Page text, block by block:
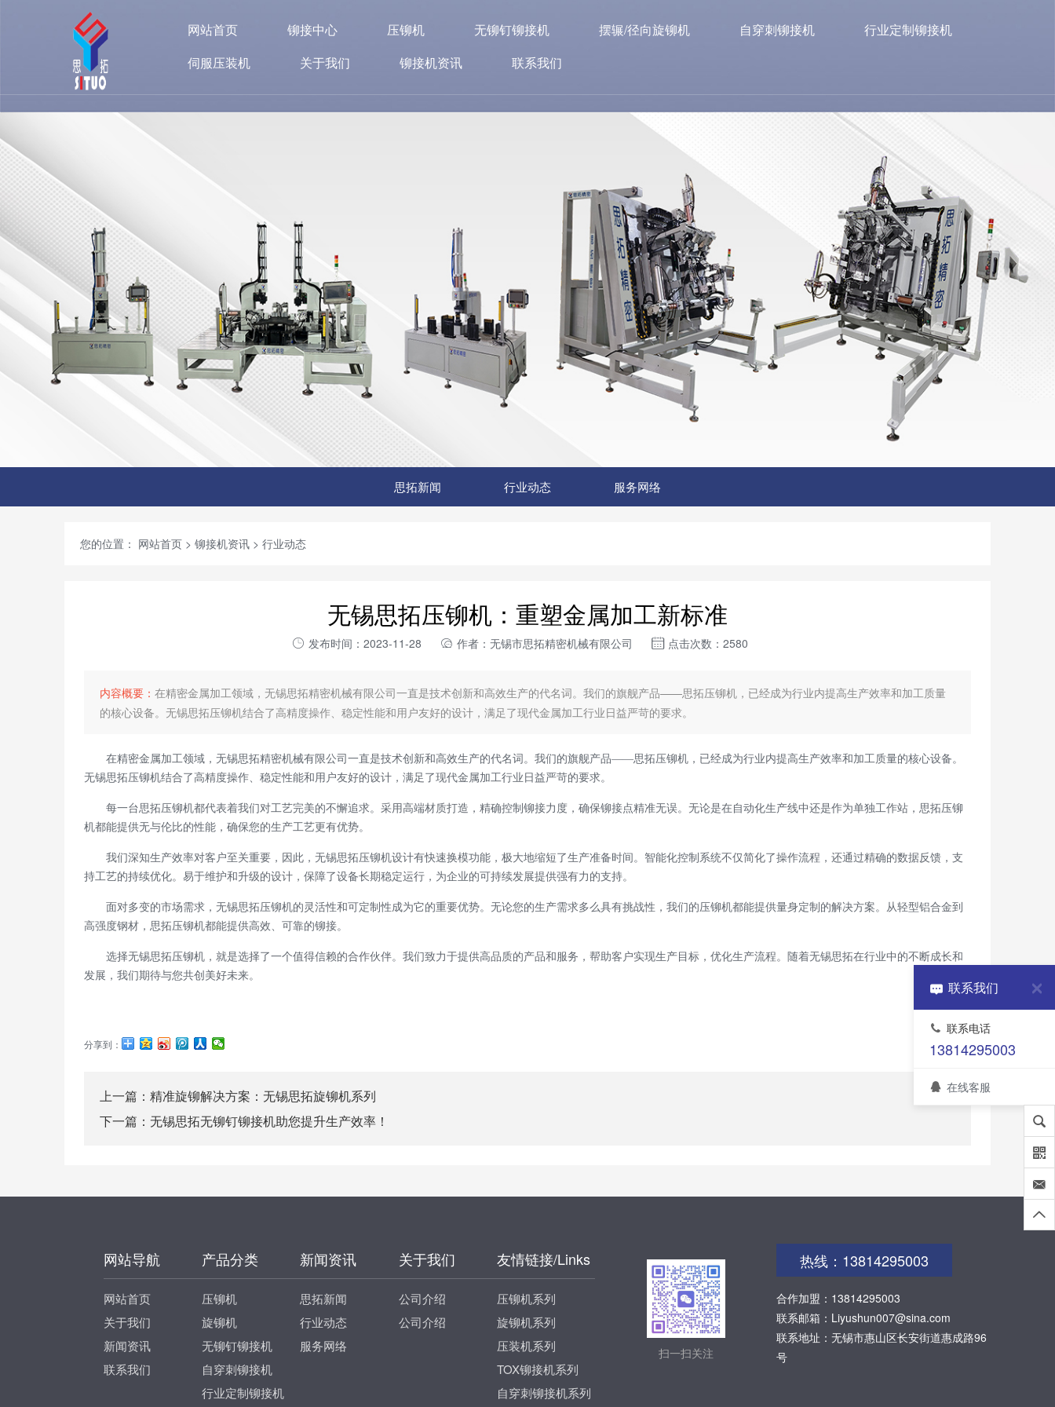
网站首页 铆接中心 压铆机 无铆钉铆接机 摆辗/径向旋铆机 自穿刺铆接机
行业定制铆接机
伺服压装机
关于我们 铆接机资讯 联系我们
思拓新闻 行业动态 服务网络
您的位置： 网站首页 > 铆接机资讯 > 行业动态
无锡思拓压铆机：重塑金属加工新标准
发布时间：2023-11-28 作者：无锡市思拓精密机械有限公司 点击次数：2580
内容概要： 在精密金属加工领域，无锡思拓精密机械有限公司一直是技术创新和高效生产的代名词。我们的旗舰产品——思拓压铆机，已经成为行业内提高生产效率和加工质量
的核心设备。无锡思拓压铆机结合了高精度操作、稳定性能和用户友好的设计，满足了现代金属加工行业日益严苛的要求。
在精密金属加工领域，无锡思拓精密机械有限公司一直是技术创新和高效生产的代名词。我们的旗舰产品——思拓压铆机，已经成为行业内提高生产效率和加工质量的核心设备。
无锡思拓压铆机结合了高精度操作、稳定性能和用户友好的设计，满足了现代金属加工行业日益严苛的要求。
每一台思拓压铆机都代表着我们对工艺完美的不懈追求。采用高端材质打造，精确控制铆接力度，确保铆接点精准无误。无论是在自动化生产线中还是作为单独工作站，思拓压铆
机都能提供无与伦比的性能，确保您的生产工艺更有优势。
我们深知生产效率对客户至关重要，因此，无锡思拓压铆机设计有快速换模功能，极大地缩短了生产准备时间。智能化控制系统不仅简化了操作流程，还通过精确的数据反馈，支
持工艺的持续优化。易于维护和升级的设计，保障了设备长期稳定运行，为企业的可持续发展提供强有力的支持。
面对多变的市场需求，无锡思拓压铆机的灵活性和可定制性成为它的重要优势。无论您的生产需求多么具有挑战性，我们的压铆机都能提供量身定制的解决方案。从轻型铝合金到
高强度钢材，思拓压铆机都能提供高效、可靠的铆接。
选择无锡思拓压铆机，就是选择了一个值得信赖的合作伙伴。我们致力于提供高品质的产品和服务，帮助客户实现生产目标，优化生产流程。随着无锡思拓在行业中的不断成长和
发展，我们期待与您共创美好未来。
分享到：
上一篇： 精准旋铆解决方案：无锡思拓旋铆机系列
下一篇： 无锡思拓无铆钉铆接机助您提升生产效率！
网站导航
网站首页
关于我们
新闻资讯
联系我们
产品分类
压铆机
旋铆机
无铆钉铆接机
自穿刺铆接机
行业定制铆接机
新闻资讯
思拓新闻
行业动态
服务网络
关于我们
公司介绍
公司介绍
友情链接/Links
压铆机系列
旋铆机系列
压装机系列
TOX铆接机系列
自穿刺铆接机系列
扫一扫关注
热线：13814295003
合作加盟：13814295003
联系邮箱：Liyushun007@sina.com
联系地址：无锡市惠山区长安街道惠成路96
号
联系我们
联系电话
13814295003
在线客服